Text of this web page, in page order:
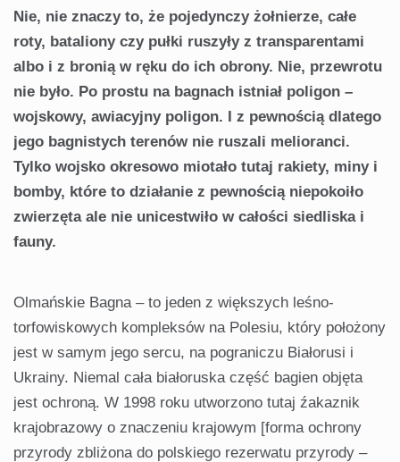
Nie, nie znaczy to, że pojedynczy żołnierze, całe
roty, bataliony czy pułki ruszyły z transparentami
albo i z bronią w ręku do ich obrony. Nie, przewrotu
nie było. Po prostu na bagnach istniał poligon –
wojsko­wy, awiacyjny poligon. I z pewnością dlatego
jego ba­gnistych terenów nie ruszali melioranci.
Tylko wojsko okresowo miotało tutaj rakiety, miny i
bomby, które to działanie z pewnością niepokoiło
zwierzęta ale nie uni­cestwiło w całości siedliska i
fauny.
Olmańskie Bagna – to jeden z większych leśno-
torfowiskowych kompleksów na Polesiu, który położony
jest w sa­mym jego sercu, na pograniczu Białorusi i
Ukrainy. Niemal cała białoruska część bagien objęta
jest ochroną. W 1998 roku utworzono tutaj źakaznik
krajobrazowy o znaczeniu krajowym [forma ochrony
przyrody zbliżona do polskiego rezerwatu przyrody –